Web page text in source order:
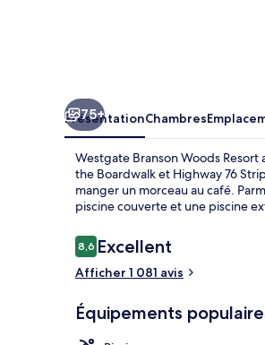
75+
PrésentationChambres
Westgate Branson Woods
the Boardwalk et Highway 76
manger un morceau au café.
piscine couverte et une piscine
Avis
voyageurs
8,68,6 sur 10
Excellent
Afficher 1 081 avis
Équipements